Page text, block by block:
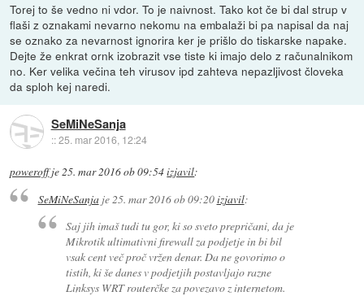
Torej to še vedno ni vdor. To je naivnost. Tako kot če bi dal strup v
flaši z oznakami nevarno nekomu na embalaži bi pa napisal da naj
se oznako za nevarnost ignorira ker je prišlo do tiskarske napake.
Dejte že enkrat ornk izobrazit vse tiste ki imajo delo z računalnikom
no. Ker velika večina teh virusov ipd zahteva nepazljivost človeka
da sploh kej naredi.
SeMiNeSanja
::25. mar 2016, 12:24
poweroffje25. mar 2016 ob 09:54izjavil:
SeMiNeSanjaje25. mar 2016 ob 09:20izjavil:
Saj jih imaš tudi tu gor, ki so sveto prepričani, da je
Mikrotik ultimativni firewall za podjetje in bi bil
vsak cent več proč vržen denar. Da ne govorimo o
tistih, ki še danes v podjetjih postavljajo razne
Linksys WRT routerčke za povezavo z internetom.